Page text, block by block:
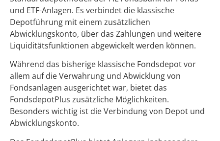
und ETF-Anlagen. Es verbindet die klassische
Depotführung mit einem zusätzlichen
Abwicklungskonto, über das Zahlungen und weitere
Liquiditätsfunktionen abgewickelt werden können.
Während das bisherige klassische Fondsdepot vor
allem auf die Verwahrung und Abwicklung von
Fondsanlagen ausgerichtet war, bietet das
FondsdepotPlus zusätzliche Möglichkeiten.
Besonders wichtig ist die Verbindung von Depot und
Abwicklungskonto.